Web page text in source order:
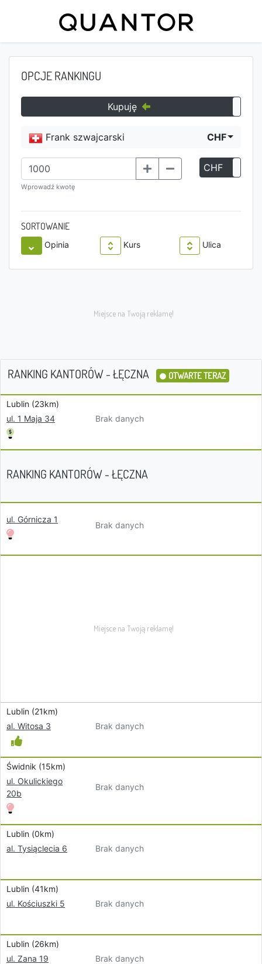
OPCJE RANKINGU
Kupuję
Frank szwajcarski CHF
Wprowadź kwotę
CHF
SORTOWANIE
Opinia Kurs Ulica
RANKING KANTORÓW - ŁĘCZNA OTWARTE TERAZ
Lublin (23km)
ul. 1 Maja 34
Brak danych
RANKING KANTORÓW - ŁĘCZNA
ul. Górnicza 1
Brak danych
Lublin (21km)
al. Witosa 3
Brak danych
Świdnik (15km)
ul. Okulickiego
20b
Brak danych
Lublin (0km)
al. Tysiąclecia 6
Brak danych
Lublin (41km)
ul. Kościuszki 5
Brak danych
Lublin (26km)
ul. Zana 19
Brak danych